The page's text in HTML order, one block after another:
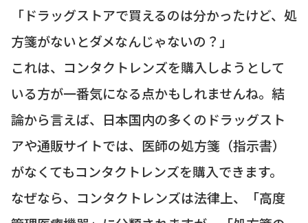
「ドラッグストアで買えるのは分かったけど、処
方箋がないとダメなんじゃないの？」
これは、コンタクトレンズを購入しようとして
いる方が一番気になる点かもしれませんね。結
論から言えば、日本国内の多くのドラッグスト
アや通販サイトでは、医師の処方箋（指示書）
がなくてもコンタクトレンズを購入できます。
なぜなら、コンタクトレンズは法律上、「高度